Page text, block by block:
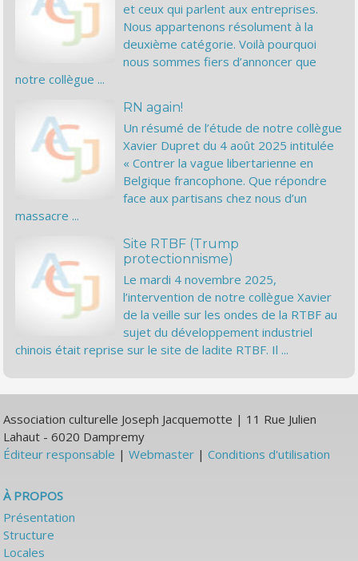
et ceux qui parlent aux entreprises.
Nous appartenons résolument à la
deuxième catégorie. Voilà pourquoi
nous sommes fiers d’annoncer que
notre collègue ...
RN again!
Un résumé de l’étude de notre collègue
Xavier Dupret du 4 août 2025 intitulée
« Contrer la vague libertarienne en
Belgique francophone. Que répondre
face aux partisans chez nous d’un
massacre ...
Site RTBF (Trump
protectionnisme)
Le mardi 4 novembre 2025,
l’intervention de notre collègue Xavier
de la veille sur les ondes de la RTBF au
sujet du développement industriel
chinois était reprise sur le site de ladite RTBF. Il ...
Association culturelle Joseph Jacquemotte | 11 Rue Julien
Lahaut - 6020 Dampremy
Éditeur responsable |Webmaster |Conditions d'utilisation
À PROPOS
Présentation
Structure
Locales